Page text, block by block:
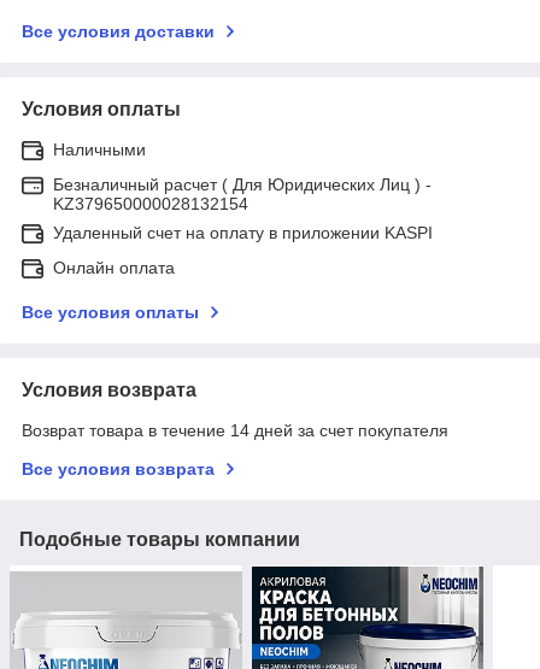
Все условия доставки
Условия оплаты
Наличными
Безналичный расчет ( Для Юридических Лиц ) -
KZ379650000028132154
Удаленный счет на оплату в приложении KASPI
Онлайн оплата
Все условия оплаты
Условия возврата
Возврат товара в течение 14 дней за счет покупателя
Все условия возврата
Подобные товары компании